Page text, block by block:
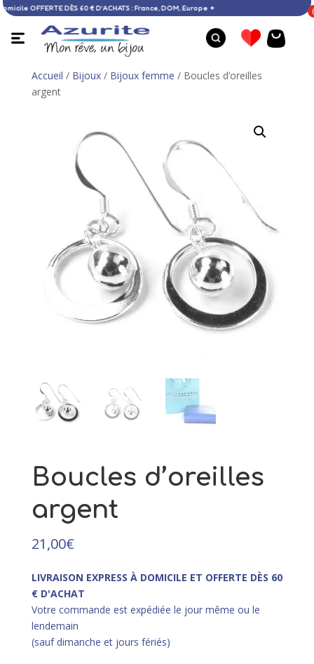
à domicile OFFERTE DÈS 60 € D’ACHATS : France, DOM, Europe ✦
Accueil / Bijoux/ Bijoux femme / Boucles d’oreilles
argent
Boucles d’oreilles
argent
21,00€
LIVRAISON EXPRESS À DOMICILE ET OFFERTE DÈS 60
€ D'ACHAT
Votre commande est expédiée le jour même ou le
lendemain
(sauf dimanche et jours fériés)
Collier larimar
AJOUTER